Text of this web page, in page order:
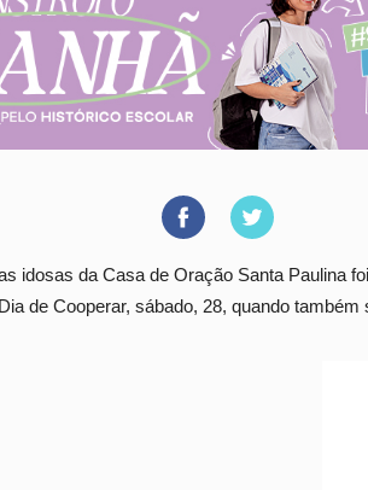
idosas da Casa de Oração Santa Paulina
de Cooperar, sábado, 28, quando também